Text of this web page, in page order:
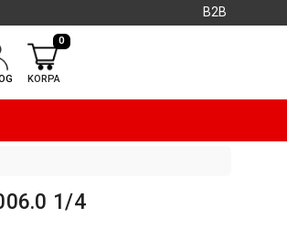
B2B
KORPA
0
1/4